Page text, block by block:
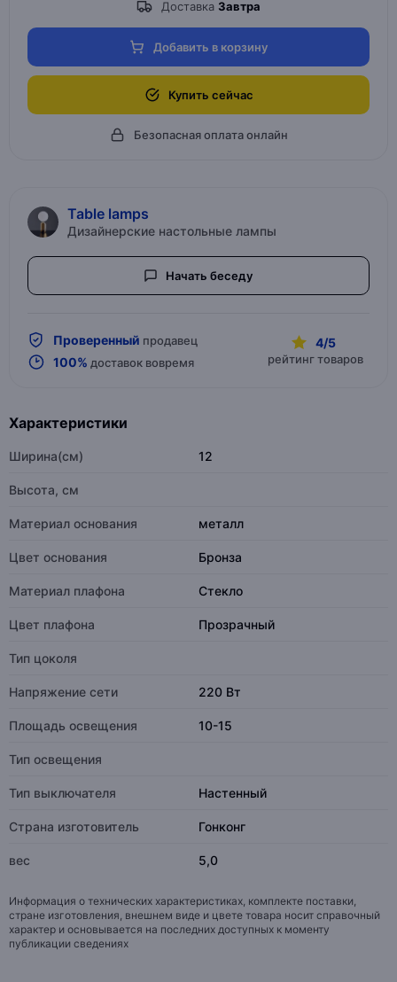
Доставка Завтра
Добавить в корзину
Купить сейчас
Безопасная оплата онлайн
Table lamps
Дизайнерские настольные лампы
Начать беседу
Проверенный продавец
100% доставок вовремя
4/5
рейтинг товаров
Характеристики
Ширина(см) 12
Высота, см
Материал основания металл
Цвет основания Бронза
Материал плафона Стекло
Цвет плафона Прозрачный
Тип цоколя
Напряжение сети 220 Вт
Площадь освещения 10-15
Тип освещения
Тип выключателя Настенный
Страна изготовитель Гонконг
вес 5,0
Информация о технических характеристиках, комплекте поставки,
стране изготовления, внешнем виде и цвете товара носит справочный
характер и основывается на последних доступных к моменту
публикации сведениях